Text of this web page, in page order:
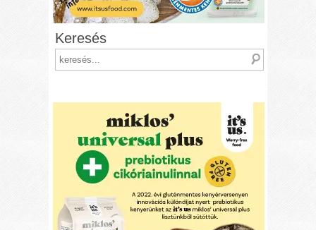
Keresés